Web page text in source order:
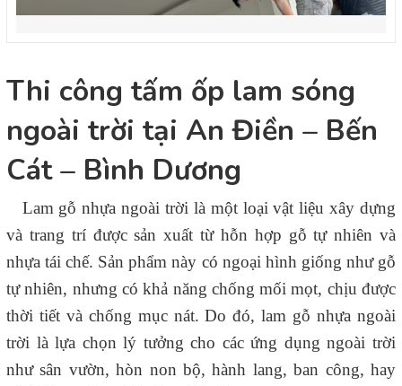
Thi công tấm ốp lam sóng
ngoài trời tại An Điền – Bến
Cát – Bình Dương
Lam gỗ nhựa ngoài trời là một loại vật liệu xây dựng
và trang trí được sản xuất từ hỗn hợp gỗ tự nhiên và
nhựa tái chế. Sản phẩm này có ngoại hình giống như gỗ
tự nhiên, nhưng có khả năng chống mối mọt, chịu được
thời tiết và chống mục nát. Do đó, lam gỗ nhựa ngoài
trời là lựa chọn lý tưởng cho các ứng dụng ngoài trời
như sân vườn, hòn non bộ, hành lang, ban công, hay